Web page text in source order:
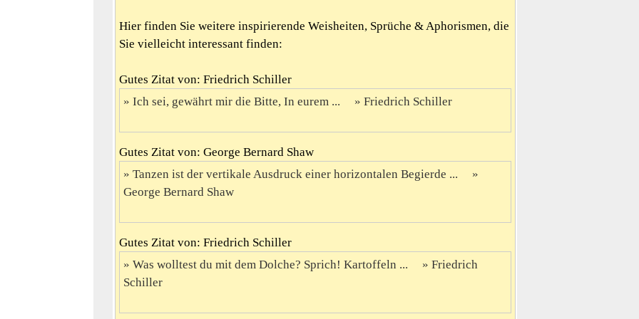
Hier finden Sie weitere inspirierende Weisheiten, Sprüche & Aphorismen, die
Sie vielleicht interessant finden:
Gutes Zitat von: Friedrich Schiller
Ich sei, gewährt mir die Bitte, In eurem ...
Friedrich Schiller
Gutes Zitat von: George Bernard Shaw
Tanzen ist der vertikale Ausdruck einer horizontalen Begierde ...
George Bernard Shaw
Gutes Zitat von: Friedrich Schiller
Was wolltest du mit dem Dolche? Sprich! Kartoffeln ...
Friedrich
Schiller